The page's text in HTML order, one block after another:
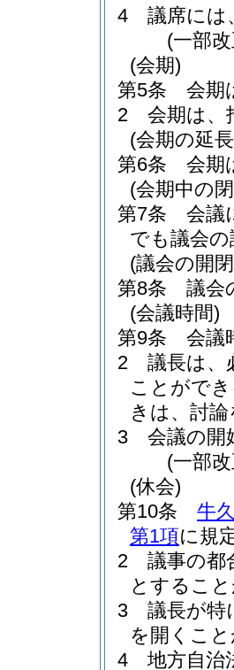
4
議席には
(一部
(会期)
第5条
会期
2
会期は、
(会期の延
第6条
会期
(会期中の
第7条
会議
でも議会
(議会の開
第8条
議会
(会議時間)
第9条
会議
2
議長は、
ことがで
きは、討
3
会議の開
(一部
(休会)
第10条
牛
第1項に規
2
議事の都
とするこ
3
議長が特
を開くこ
4
地方自治